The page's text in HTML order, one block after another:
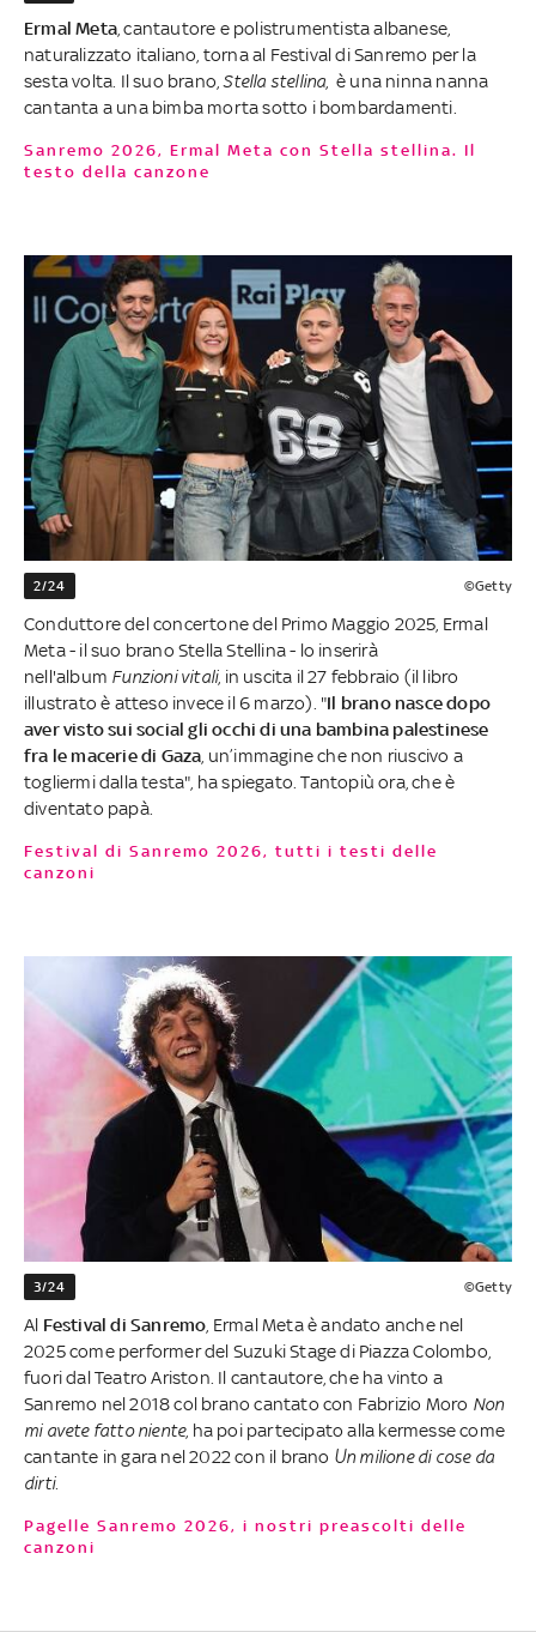
Ermal Meta , cantautore e polistrumentista albanese,
naturalizzato italiano, torna al Festival di Sanremo per la
sesta volta. Il suo brano,Stella stellina , è una ninna nanna
cantanta a una bimba morta sotto i bombardamenti.
Sanremo 2026, Ermal Meta con Stella stellina. Il
testo della canzone
2/24 ©Getty
Conduttore del concertone del Primo Maggio 2025, Ermal
Meta - il suo brano Stella Stellina - lo inserirà
nell'album Funzioni vitali, in uscita il 27 febbraio (il libro
illustrato è atteso invece il 6 marzo). "Il brano nasce dopo
aver visto sui social gli occhi di una bambina palestinese
fra le macerie di Gaza , un’immagine che non riuscivo a
togliermi dalla testa", ha spiegato. Tantopiù ora, che è
diventato papà.
Festival di Sanremo 2026, tutti i testi delle
canzoni
3/24 ©Getty
Al Festival di Sanremo , Ermal Meta è andato anche nel
2025 come performer del Suzuki Stage di Piazza Colombo,
fuori dal Teatro Ariston. Il cantautore, che ha vinto a
Sanremo nel 2018 col brano cantato con Fabrizio Moro Non
mi avete fatto niente, ha poi partecipato alla kermesse come
cantante in gara nel 2022 con il brano Un milione di cose da
dirti.
Pagelle Sanremo 2026, i nostri preascolti delle
canzoni